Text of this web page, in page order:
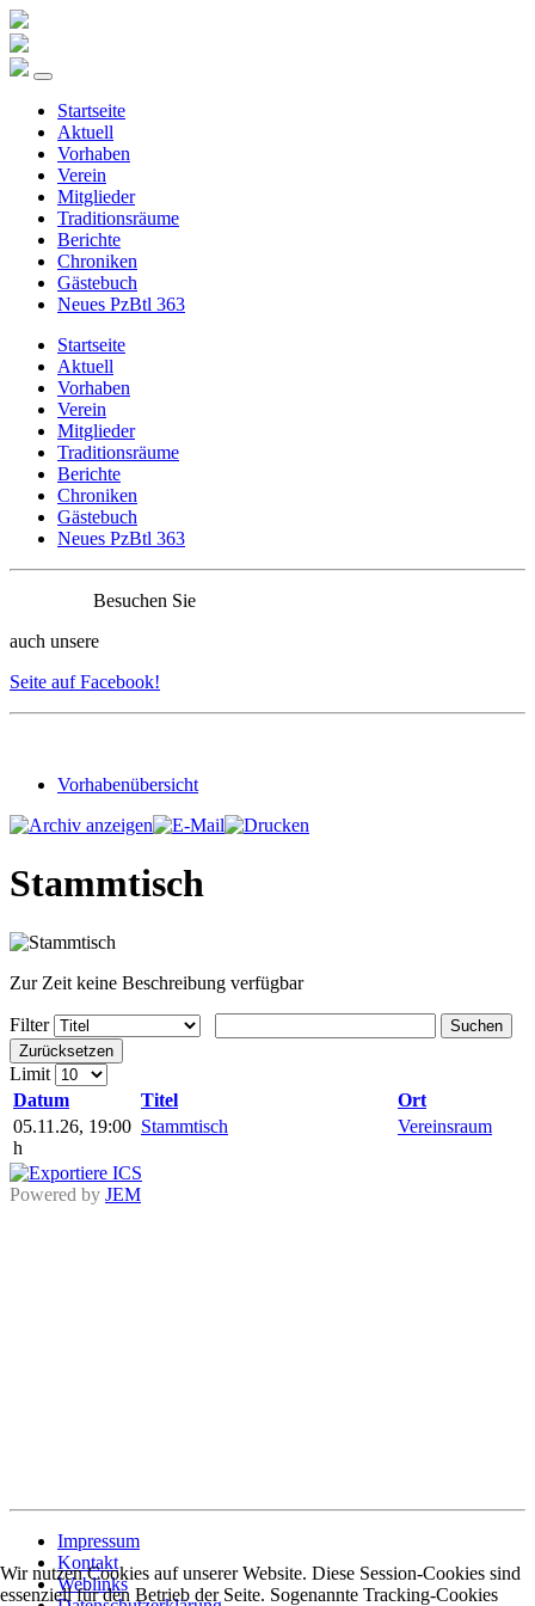
Startseite
Aktuell
Vorhaben
Verein
Mitglieder
Traditionsräume
Berichte
Chroniken
Gästebuch
Neues PzBtl 363
Startseite
Aktuell
Vorhaben
Verein
Mitglieder
Traditionsräume
Berichte
Chroniken
Gästebuch
Neues PzBtl 363
Besuchen Sie
auch unsere
Seite auf Facebook!
Vorhabenübersicht
Stammtisch
Zur Zeit keine Beschreibung verfügbar
Filter
Suchen
Zurücksetzen
Limit
Datum
Titel
Ort
05.11.26, 19:00
h
Stammtisch Vereinsraum
Powered by JEM
Impressum
Kontakt
Weblinks
Wir nutzen Cookies auf unserer Website. Diese Session-Cookies sind
essenziell für den Betrieb der Seite. Sogenannte Tracking-Cookies